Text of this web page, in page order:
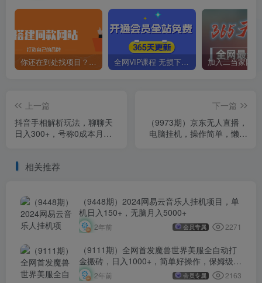
你还在到处找项目？还在当韭菜？我靠卖项目一个月收入5万+，曾经我也是个失败者。 全网VIP课程 无损下载~
上一篇
抖音手相解析玩法，聊聊天
日入300+，号称0成本月入
下一篇
（9973期）京东无人直播，
电脑挂机，操作简单，懒人
相关推荐
（9448期）2024网易云音乐人挂机项目，单
机日入150+，无脑月入5000+
2年前 会员专属 2271
（9111期）全网首发魔兽世界美服全自动打
金搬砖，日入1000+，简单好操作，保姆级教
学
2年前 会员专属 2163